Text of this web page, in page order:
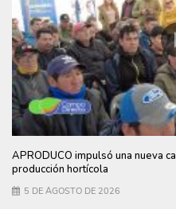
APRODUCO impulsó una nueva
producción hortícola
5 DE AGOSTO DE 2026